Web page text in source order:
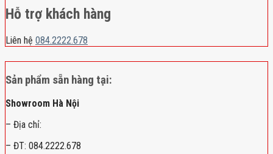
Hỗ trợ khách hàng
Liên hệ 084.2222.678
Sản phẩm sẵn hàng tại:
Showroom Hà Nội
– Địa chỉ:
– ĐT: 084.2222.678